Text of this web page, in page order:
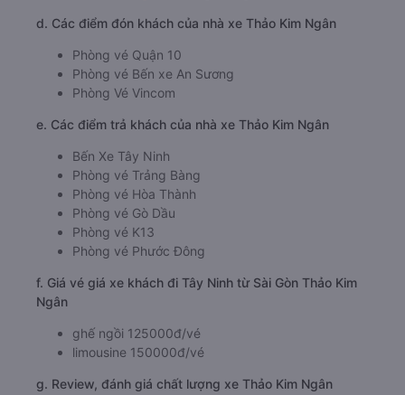
d. Các điểm đón khách của nhà xe Thảo Kim Ngân
Phòng vé Quận 10
Phòng vé Bến xe An Sương
Phòng Vé Vincom
e. Các điểm trả khách của nhà xe Thảo Kim Ngân
Bến Xe Tây Ninh
Phòng vé Trảng Bàng
Phòng vé Hòa Thành
Phòng vé Gò Dầu
Phòng vé K13
Phòng vé Phước Đông
f. Giá vé giá xe khách đi Tây Ninh từ Sài Gòn Thảo Kim
Ngân
ghế ngồi 125000đ/vé
limousine 150000đ/vé
g. Review, đánh giá chất lượng xe Thảo Kim Ngân